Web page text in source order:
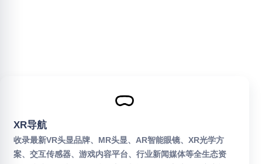
XR导航
收录最新VR头显品牌、MR头显、AR智能眼镜、XR光学方
案、交互传感器、游戏内容平台、行业新闻媒体等全生态资